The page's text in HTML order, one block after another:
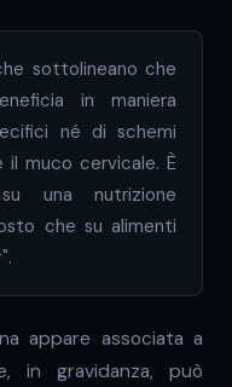
sottolineano che
in maniera
né di schemi
il muco cervicale. È
una nutrizione
che su alimenti
appare associata a
in gravidanza, può